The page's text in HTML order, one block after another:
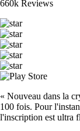
660k Reviews
« Nouveau dans la
100 fois. Pour
l'inscription est ultra